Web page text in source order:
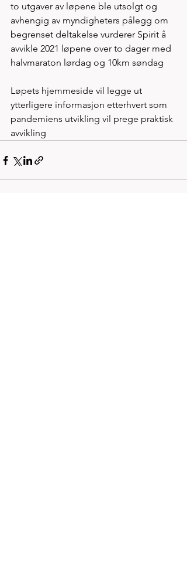
to utgaver av løpene ble utsolgt og
avhengig av myndigheters pålegg om
begrenset deltakelse vurderer Spirit å
avvikle 2021 løpene over to dager med
halvmaraton lørdag og 10km søndag
Løpets hjemmeside vil legge ut
ytterligere informasjon etterhvert som
pandemiens utvikling vil prege praktisk
avvikling